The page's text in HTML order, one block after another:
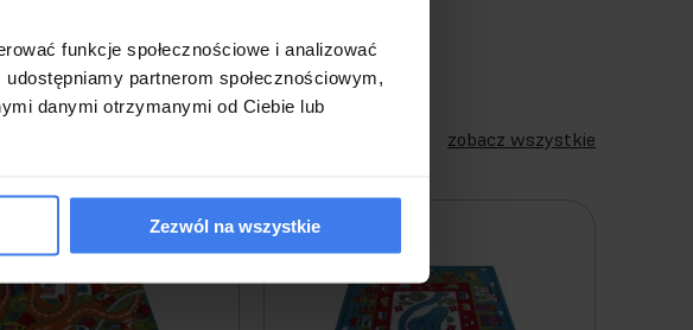
funkcje społecznościowe i analizować
partnerom społecznościowym,
danymi otrzymanymi od Ciebie lub
Zezwól na wszystkie
zobacz wszystkie